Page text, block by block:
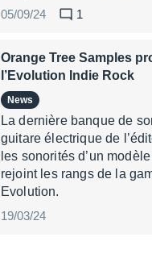
05/09/24
1
Orange Tree Samples
l’Evolution Indie Rock
News
La dernière banque de
guitare électrique de
les sonorités d’un
rejoint les rangs de la
Evolution.
19/03/24